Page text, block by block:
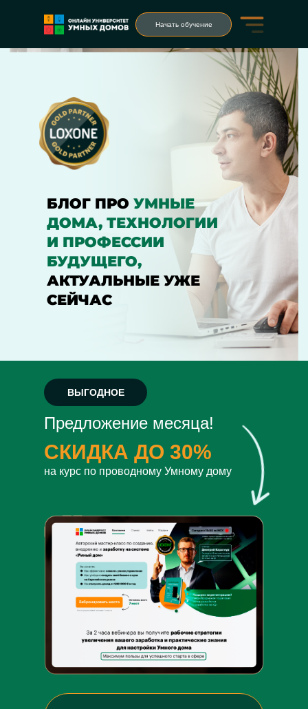
Начать обучение
БЛОГ ПРО УМНЫЕ
ДОМА, ТЕХНОЛОГИИ
И ПРОФЕССИИ
БУДУЩЕГО,
АКТУАЛЬНЫЕ УЖЕ
СЕЙЧАС
ВЫГОДНОЕ
Предложение месяца!
на курс по проводному Умному дому
СКИДКА ДО 30%